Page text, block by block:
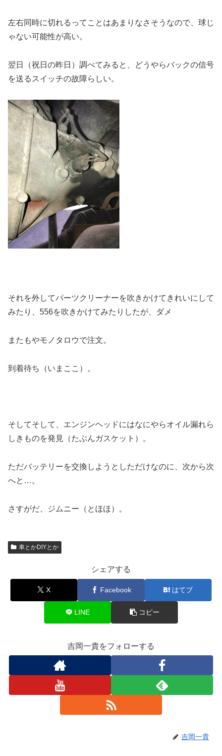
左右同時に切れるってことはあまりなさそうなので、球じ
ゃない可能性が高い。
翌日（祝日の昨日）調べてみると、どうやらバックの信号
を送るスイッチの故障らしい。
それを外してパーツクリーナーを吹きかけてきれいにして
みたり、556を吹きかけてみたりしたが、ダメ
またもやモノタロウで注文。
到着待ち（いまここ）。
そしてそして、エンジンヘッドにはなにやらオイル漏れら
しきものを発見（たぶんガスケット）。
ただバッテリーを交換しようとしただけなのに、次から次
へと…。
さすがだ、ジムニー（とほほ）。
車とかDIYとか
シェアする
X Facebook はてブ
LINE コピー
吉岡一貴をフォローする
吉岡一貴